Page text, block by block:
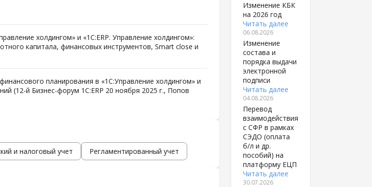
холдингом» и «1С:ERP. Управление холдингом»:
капитала, финансовых инструментов, Smart close и
планирования в «1С:Управление холдингом» и
(12-й Бизнес-форум 1С:ERP 20 ноября 2025 г., Попов
и налоговый учет Регламентированный учет
Изменение КБК
на 2026 год
Читать далее
06.08.2026
Изменение
состава и
порядка выдачи
электронной
подписи
Читать далее
04.08.2026
Перевод
взаимодействия
с СФР в рамках
СЭДО (оплата
б/л и др.
пособий) на
платформу ЕЦП
Читать далее
30.07.2026